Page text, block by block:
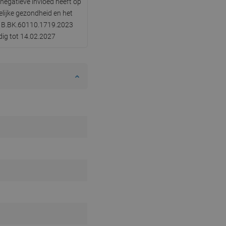
gezondheid en het
B.BK.60110.1719.2023
tot 14.02.2027
SWEDISH